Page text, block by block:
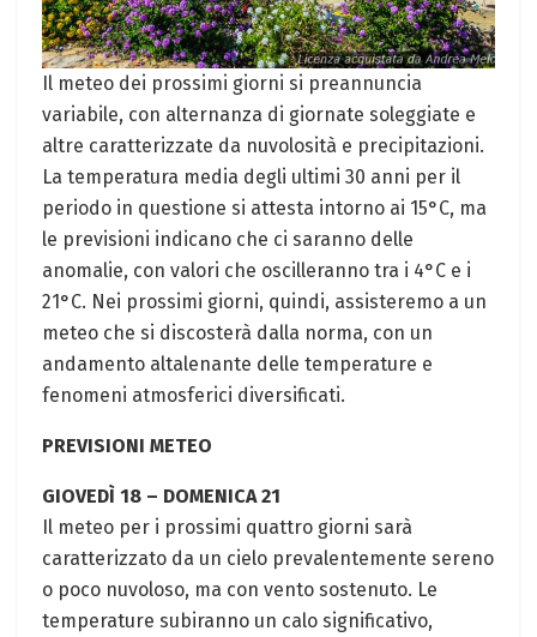
Il meteo dei prossimi giorni si preannuncia
variabile, con alternanza di giornate soleggiate e
altre caratterizzate da nuvolosità e precipitazioni.
La temperatura media degli ultimi 30 anni per il
periodo in questione si attesta intorno ai 15°C, ma
le previsioni indicano che ci saranno delle
anomalie, con valori che oscilleranno tra i 4°C e i
21°C. Nei prossimi giorni, quindi, assisteremo a un
meteo che si discosterà dalla norma, con un
andamento altalenante delle temperature e
fenomeni atmosferici diversificati.
PREVISIONI METEO
GIOVEDÌ 18 – DOMENICA 21
Il meteo per i prossimi quattro giorni sarà
caratterizzato da un cielo prevalentemente sereno
o poco nuvoloso, ma con vento sostenuto. Le
temperature subiranno un calo significativo,